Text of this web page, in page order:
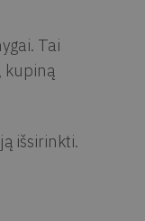
Tai
kupiną
išsirinkti.